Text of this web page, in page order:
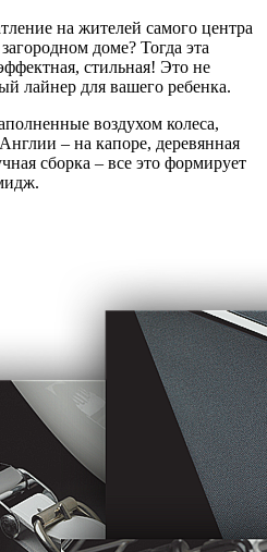
на жителей самого центра
доме? Тогда эта
стильная! Это не
лайнер для вашего ребенка.
воздухом колеса,
– на капоре, деревянная
сборка – все это формирует